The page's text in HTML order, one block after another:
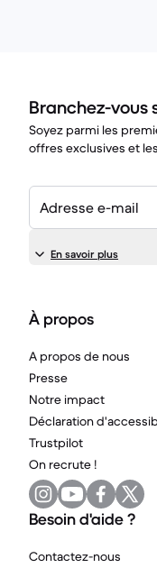
Branchez-vous
Soyez parmi les
offres exclusives et
Adresse e-mail
En savoir plus
À propos
A propos de nous
Presse
Notre impact
Déclaration
Trustpilot
On recrute !
Besoin d'aide ?
Contactez-nous